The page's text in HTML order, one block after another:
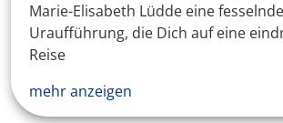
Marie-Elisabeth Lüdde eine fesselnde
Uraufführung, die Dich auf eine
Reise
mehr anzeigen